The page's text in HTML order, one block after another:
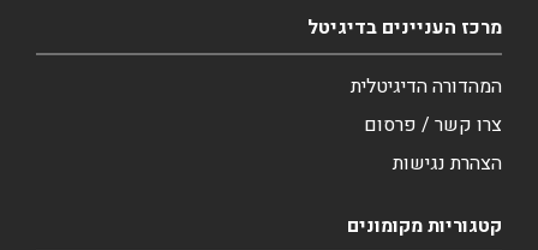
מרכז העניינים בדיגיטל
המהדורה הדיגיטלית
צרו קשר / פרסום
הצהרת נגישות
קטגוריות מקומונים